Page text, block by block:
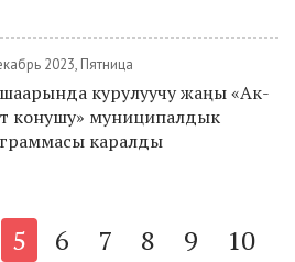
2023, Пятница
курулуучу жаңы «Ак-
конушу» муниципалдык
каралды
5 6 7 8 9
10